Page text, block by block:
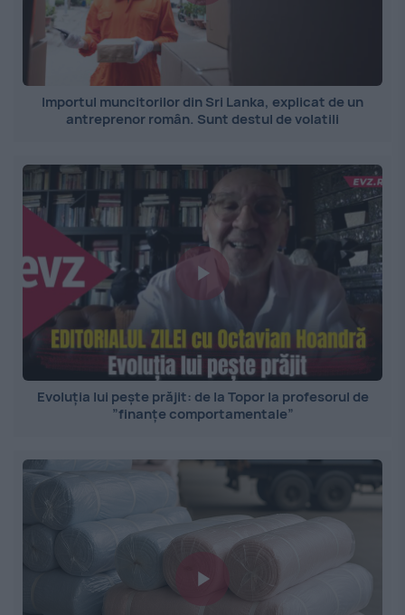
Importul muncitorilor din Sri Lanka, explicat de un
antreprenor român. Sunt destul de volatili
Evoluția lui pește prăjit: de la Topor la profesorul de
”finanțe comportamentale”